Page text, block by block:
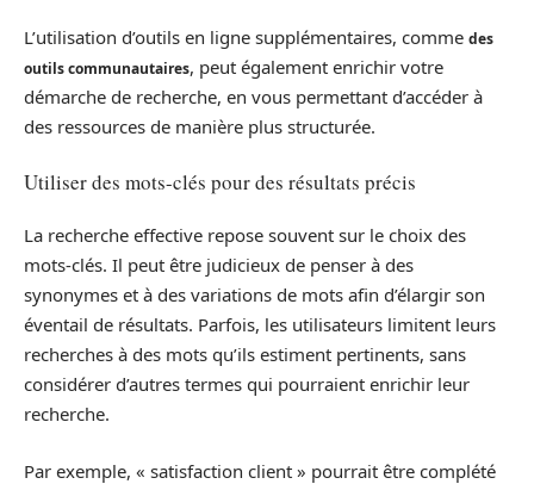
L’utilisation d’outils en ligne supplémentaires, comme des
outils communautaires, peut également enrichir votre
démarche de recherche, en vous permettant d’accéder à
des ressources de manière plus structurée.
Utiliser des mots-clés pour des résultats précis
La recherche effective repose souvent sur le choix des
mots-clés. Il peut être judicieux de penser à des
synonymes et à des variations de mots afin d’élargir son
éventail de résultats. Parfois, les utilisateurs limitent leurs
recherches à des mots qu’ils estiment pertinents, sans
considérer d’autres termes qui pourraient enrichir leur
recherche.
Par exemple, « satisfaction client » pourrait être complété